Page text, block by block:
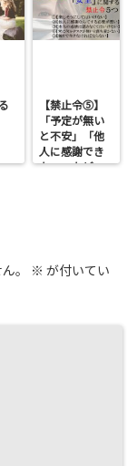
【禁止令⑤】
「予定が無い
と不安」「他
人に感謝でき
ない」などの
。 ※ が付いてい